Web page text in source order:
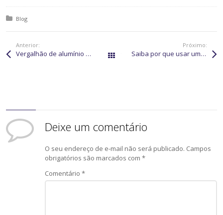
Posted in:
Blog
Anterior:
Vergalhão de alumínio flexível: o que é e como é fabricado? Todos os posts
Próximo:
Saiba por que usar um tubo de alumínio corrugado para toldo
Deixe um comentário
O seu endereço de e-mail não será publicado. Campos
obrigatórios são marcados com*
Comentário*